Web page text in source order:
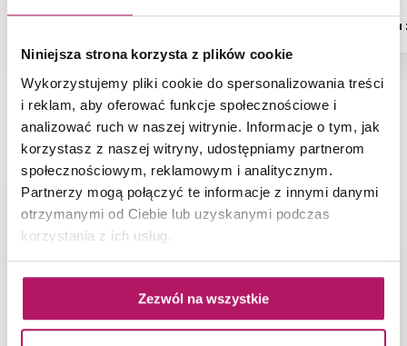
Niniejsza strona korzysta z plików cookie
Wykorzystujemy pliki cookie do spersonalizowania treści
i reklam, aby oferować funkcje społecznościowe i
analizować ruch w naszej witrynie. Informacje o tym, jak
korzystasz z naszej witryny, udostępniamy partnerom
społecznościowym, reklamowym i analitycznym.
Partnerzy mogą połączyć te informacje z innymi danymi
otrzymanymi od Ciebie lub uzyskanymi podczas
korzystania z ich usług.
Zezwól na wszystkie
NAJNOWSZE ARTYKUŁY